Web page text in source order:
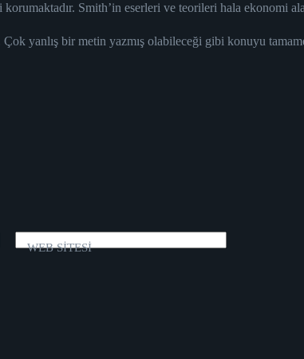
Smith’in eserleri ve teorileri hala ekonomi
yanlış bir metin yazmış olabileceği gibi konuyu
WEB SİTESİ